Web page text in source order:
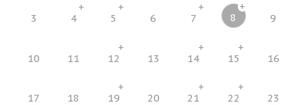
3 4
+
5
+
6 7
+
8
+
9
10 11 12
+
13 14
+
15
+
16
17 18 19
+
20 21
+
22
+
23